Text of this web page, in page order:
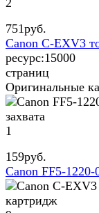
751руб.
Canon C-EXV3
ресурс:15000
страниц
Оригинальные
1
159руб.
Canon FF5-1220-